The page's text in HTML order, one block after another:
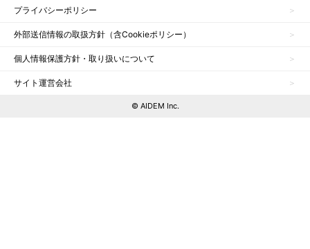
プライバシーポリシー
外部送信情報の取扱方針（含Cookieポリシー）
個人情報保護方針・取り扱いについて
サイト運営会社
© AIDEM Inc.